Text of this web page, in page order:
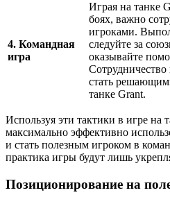
4. Командная
игра
Играя на танке
боях, важно
игроками.
следуйте за
оказывайте
стать
танке Grant.
Используя эти тактики в игре на
максимально эффективно
и стать полезным игроком в
практика игры будут лишь
Позиционирование на